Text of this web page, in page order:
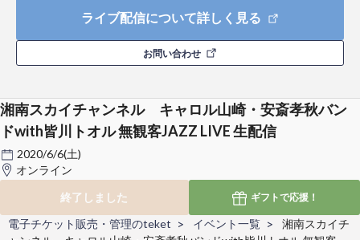
ライブ配信について詳しく見る
お問い合わせ
湘南スカイチャンネル キャロル山崎・安斎孝秋バン
ドwith皆川トオル 無観客JAZZ LIVE 生配信
2020/6/6(土)
オンライン
終了しました
ギフトで応援！
電子チケット販売・管理のteket イベント一覧
湘南スカイチ